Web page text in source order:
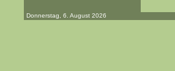
Donnerstag, 6. August 2026